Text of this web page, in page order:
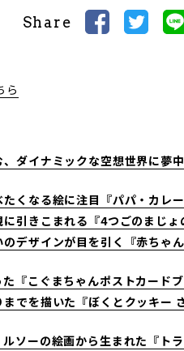
Share
ら
ダイナミックな空想世界に夢
くなる絵に注目『パパ・カレー
引きこまれる『4つごのまじょ
デザインが目を引く『赤ちゃ
『こぐまちゃんポストカードブ
までを描いた『ぼくとクッキー
ソーの絵画から生まれた『トラ